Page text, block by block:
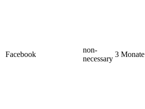
Facebook
non-
necessary
3 Monate